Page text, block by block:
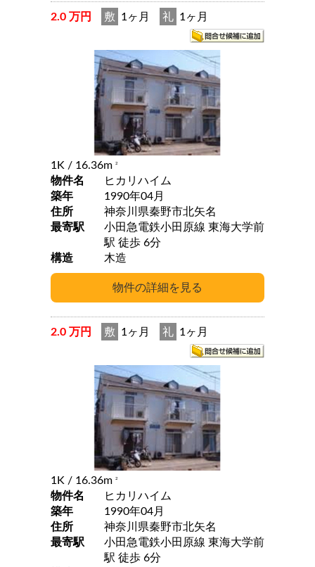
2.0 万円 敷 1ヶ月 礼 1ヶ月
1K / 16.36m 2
物件名
ヒカリハイム
築年
1990年04月
住所
神奈川県秦野市北矢名
最寄駅
小田急電鉄小田原線 東海大学前
駅 徒歩 6分
構造
木造
2.0 万円 敷 1ヶ月 礼 1ヶ月
1K / 16.36m 2
物件名
ヒカリハイム
築年
1990年04月
住所
神奈川県秦野市北矢名
最寄駅
小田急電鉄小田原線 東海大学前
駅 徒歩 6分